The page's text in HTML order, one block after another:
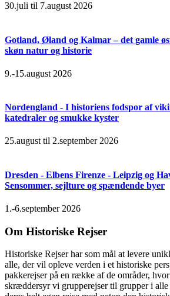
30.juli til 7.august 2026
Gotland, Øland og Kalmar – det gamle
skøn natur og historie
9.-15.august 2026
Nordengland - I historiens fodspor af
katedraler og smukke kyster
25.august til 2.september 2026
Dresden - Elbens Firenze - Leipzig og
Sensommer, sejlture og spændende byer
1.-6.september 2026
Om Historiske Rejser
Historiske Rejser har som mål at levere
alle, der vil opleve verden i et historiske
pakkerejser på en række af de områder,
skræddersyr vi grupperejser til grupper i alle